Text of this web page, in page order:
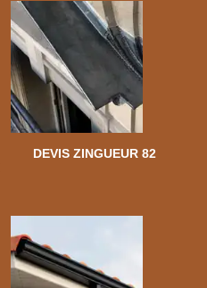
DEVIS ZINGUEUR 82